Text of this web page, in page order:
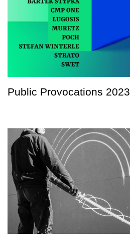
Public Provocations 2023